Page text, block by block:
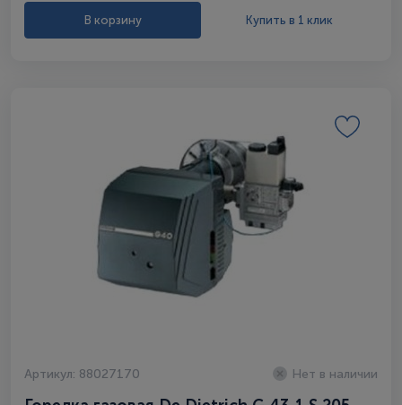
В корзину Купить в 1 клик
Артикул: 88027170 Нет в наличии